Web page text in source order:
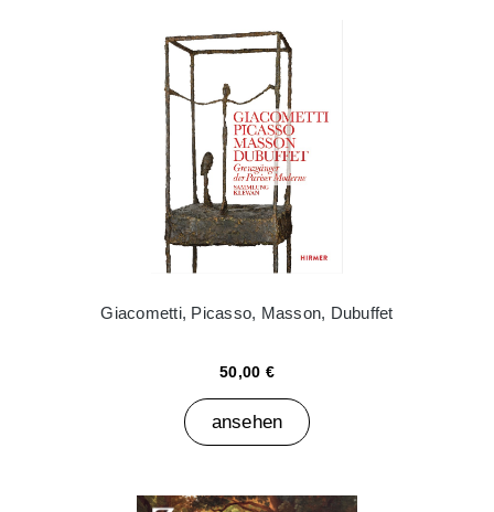
Giacometti, Picasso, Masson, Dubuffet
50,00 €
ansehen